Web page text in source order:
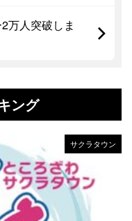
万人突破しま
ング
サクラタウン